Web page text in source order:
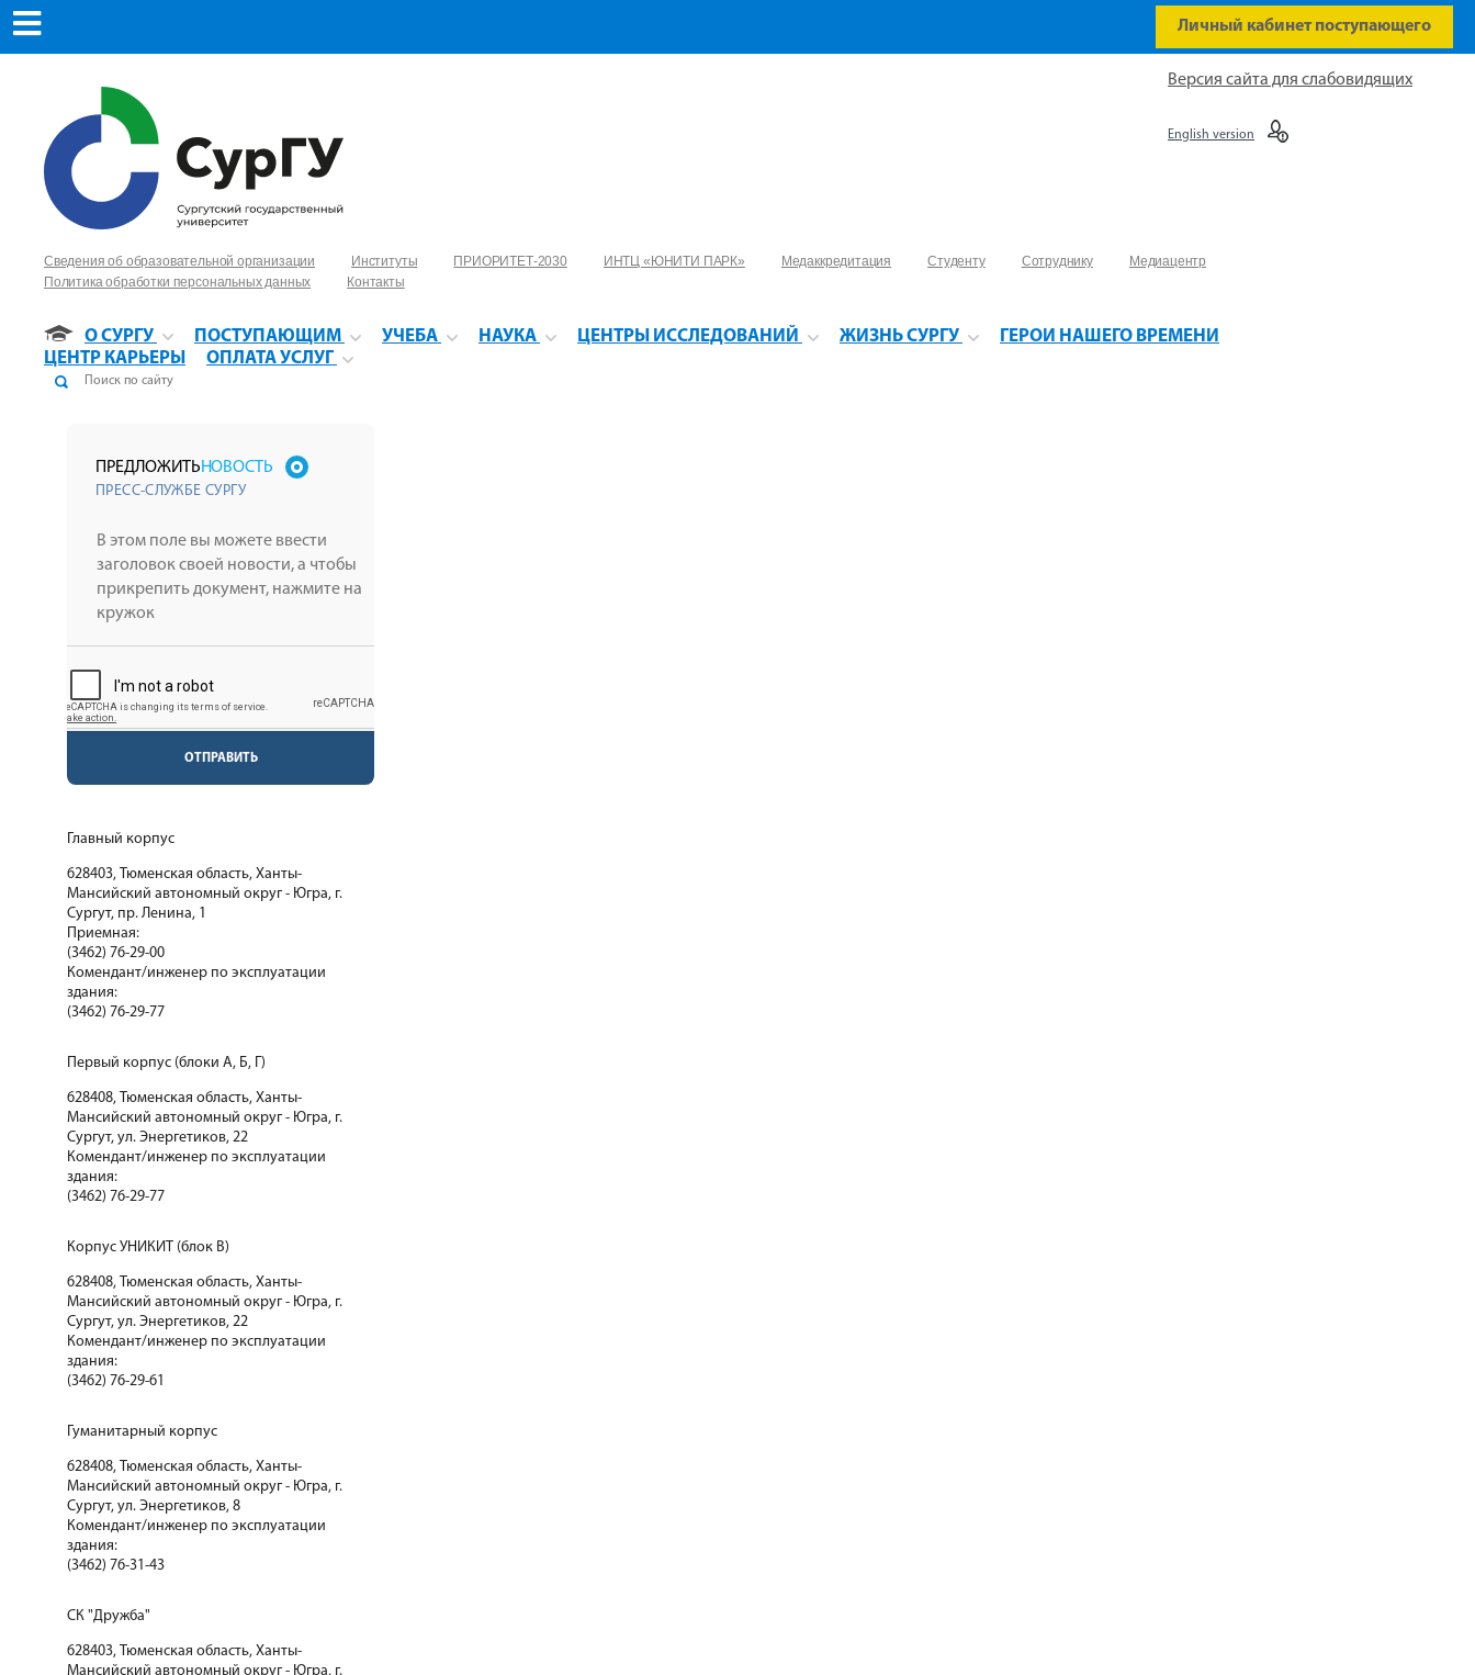
Личный кабинет поступающего
Сведения об образовательной организации Институты ПРИОРИТЕТ-2030 ИНТЦ «ЮНИТИ ПАРК» Медаккредитация Студенту Сотруднику
Медиацентр
Политика обработки персональных данных
Контакты
О СУРГУ ПОСТУПАЮЩИМ УЧЕБА НАУКА ЦЕНТРЫ ИССЛЕДОВАНИЙ ЖИЗНЬ СУРГУ
ГЕРОИ НАШЕГО ВРЕМЕНИ
ЦЕНТР КАРЬЕРЫ
ОПЛАТА УСЛУГ
Версия сайта для слабовидящих
English version
ПРЕДЛОЖИТЬНОВОСТЬ
ПРЕСС-СЛУЖБЕ СУРГУ
ОТПРАВИТЬ
Главный корпус
628403, Тюменская область, Ханты-
Мансийский автономный округ - Югра, г.
Сургут, пр. Ленина, 1
Приемная:
(3462) 76-29-00
Комендант/инженер по эксплуатации
здания:
(3462) 76-29-77
Первый корпус (блоки А, Б, Г)
628408, Тюменская область, Ханты-
Мансийский автономный округ - Югра, г.
Сургут, ул. Энергетиков, 22
Комендант/инженер по эксплуатации
здания:
(3462) 76-29-77
Корпус УНИКИТ (блок В)
628408, Тюменская область, Ханты-
Мансийский автономный округ - Югра, г.
Сургут, ул. Энергетиков, 22
Комендант/инженер по эксплуатации
здания:
(3462) 76-29-61
Гуманитарный корпус
628408, Тюменская область, Ханты-
Мансийский автономный округ - Югра, г.
Сургут, ул. Энергетиков, 8
Комендант/инженер по эксплуатации
здания:
(3462) 76-31-43
СК "Дружба"
628403, Тюменская область, Ханты-
Мансийский автономный округ - Югра, г.